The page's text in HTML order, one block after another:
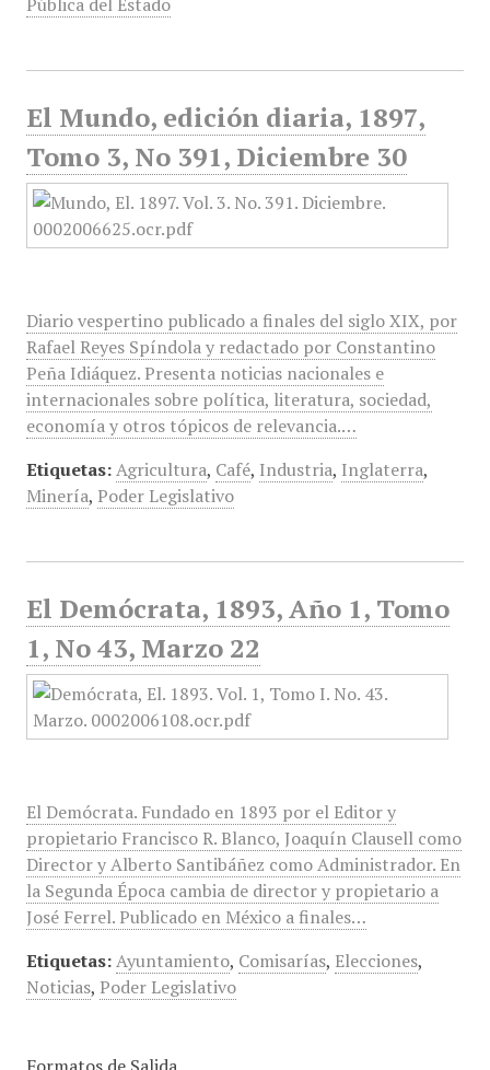
El Mundo, edición diaria, 1897,
Tomo 3, No 391, Diciembre 30
Diario vespertino publicado a finales del siglo XIX, por
Rafael Reyes Spíndola y redactado por Constantino
Peña Idiáquez. Presenta noticias nacionales e
internacionales sobre política, literatura, sociedad,
economía y otros tópicos de relevancia.…
Etiquetas: Agricultura, Café, Industria, Inglaterra,
Minería, Poder Legislativo
El Demócrata, 1893, Año 1, Tomo
1, No 43, Marzo 22
El Demócrata. Fundado en 1893 por el Editor y
propietario Francisco R. Blanco, Joaquín Clausell como
Director y Alberto Santibáñez como Administrador. En
la Segunda Época cambia de director y propietario a
José Ferrel. Publicado en México a finales…
Etiquetas: Ayuntamiento, Comisarías, Elecciones,
Noticias, Poder Legislativo